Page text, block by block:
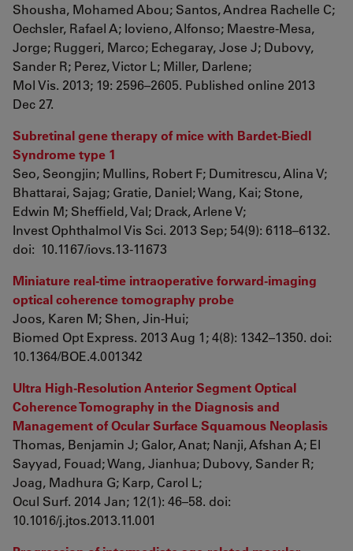
Shousha, Mohamed Abou; Santos, Andrea Rachelle C;
Oechsler, Rafael A; Iovieno, Alfonso; Maestre-Mesa,
Jorge; Ruggeri, Marco; Echegaray, Jose J; Dubovy,
Sander R; Perez, Victor L; Miller, Darlene;
Mol Vis. 2013; 19: 2596–2605. Published online 2013
Dec 27.
Subretinal gene therapy of mice with Bardet-Biedl
Syndrome type 1
Seo, Seongjin; Mullins, Robert F; Dumitrescu, Alina V;
Bhattarai, Sajag; Gratie, Daniel; Wang, Kai; Stone,
Edwin M; Sheffield, Val; Drack, Arlene V;
Invest Ophthalmol Vis Sci. 2013 Sep; 54(9): 6118–6132.
doi: 10.1167/iovs.13-11673
Miniature real-time intraoperative forward-imaging
optical coherence tomography probe
Joos, Karen M; Shen, Jin-Hui;
Biomed Opt Express. 2013 Aug 1; 4(8): 1342–1350. doi:
10.1364/BOE.4.001342
Ultra High-Resolution Anterior Segment Optical
Coherence Tomography in the Diagnosis and
Management of Ocular Surface Squamous Neoplasis
Thomas, Benjamin J; Galor, Anat; Nanji, Afshan A; El
Sayyad, Fouad; Wang, Jianhua; Dubovy, Sander R;
Joag, Madhura G; Karp, Carol L;
Ocul Surf. 2014 Jan; 12(1): 46–58. doi:
10.1016/j.jtos.2013.11.001